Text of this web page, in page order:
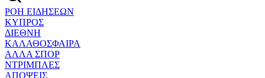
ΡΟΗ ΕΙΔΗΣΕΩΝ
ΚΥΠΡΟΣ
ΔΙΕΘΝΗ
ΚΑΛΑΘΟΣΦΑΙΡΑ
ΑΛΛΑ ΣΠΟΡ
ΝΤΡΙΜΠΛΕΣ
ΑΠΟΨΕΙΣ